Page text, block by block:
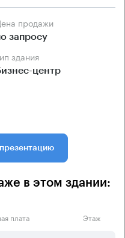
Цена продажи
запросу
Тип здания
центр
презентацию
в этом здании:
плата Этаж